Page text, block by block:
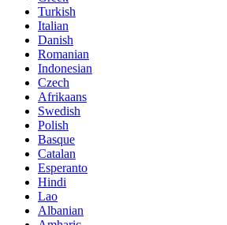
Turkish
Italian
Danish
Romanian
Indonesian
Czech
Afrikaans
Swedish
Polish
Basque
Catalan
Esperanto
Hindi
Lao
Albanian